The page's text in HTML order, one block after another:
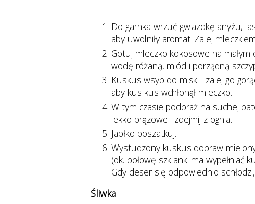
Do garnka wrzuć gwiazdkę anyżu,
aby uwolniły aromat. Zalej
Gotuj mleczko kokosowe na
wodę różaną, miód i porządną
Kuskus wsyp do miski i zalej go
aby kus kus wchłonął mleczko.
W tym czasie podpraż na suchej
lekko brązowe i zdejmij z ognia.
Jabłko poszatkuj.
Wystudzony kuskus dopraw
(ok. połowę szklanki ma wypełniać
Gdy deser się odpowiednio
Śliwka